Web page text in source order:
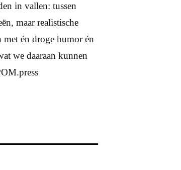
in vallen: tussen
maar realistische
met én droge humor én
we daaraan kunnen